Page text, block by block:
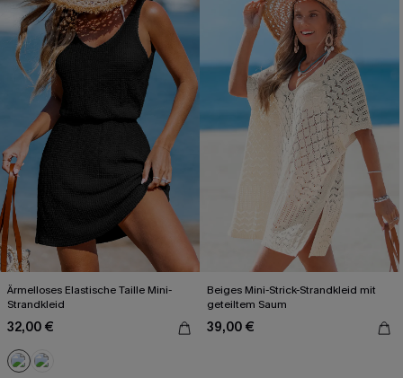
Ärmelloses Elastische Taille Mini-
Strandkleid
32,00 €
Beiges Mini-Strick-Strandkleid mit
geteiltem Saum
39,00 €